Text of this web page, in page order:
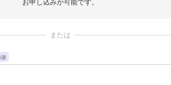
お申し込みが可能です。
または
須